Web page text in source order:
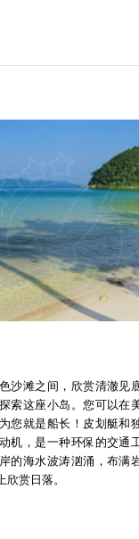
沙滩之间，欣赏清澈见
索这座小岛。您可以在
您就是船长！皮划艇和
机，是一种环保的交通
的海水波涛汹涌，布满
赏日落。